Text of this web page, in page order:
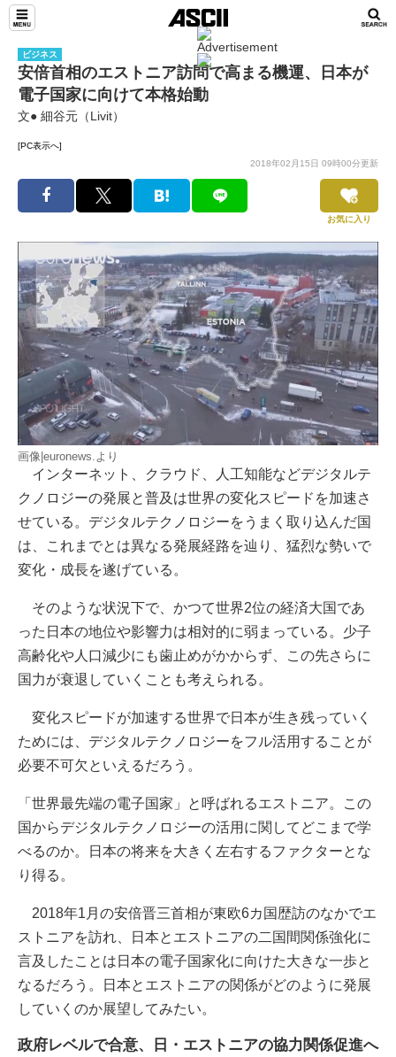
ビジネス
安倍首相のエストニア訪問で高まる機運、日本が
電子国家に向けて本格始動
文● 細谷元（Livit）
[PC表示へ]
2018年02月15日 09時00分更新
お気に入り
画像|euronews.より
インターネット、クラウド、人工知能などデジタルテ
クノロジーの発展と普及は世界の変化スピードを加速さ
せている。デジタルテクノロジーをうまく取り込んだ国
は、これまでとは異なる発展経路を辿り、猛烈な勢いで
変化・成長を遂げている。
そのような状況下で、かつて世界2位の経済大国であ
った日本の地位や影響力は相対的に弱まっている。少子
高齢化や人口減少にも歯止めがかからず、この先さらに
国力が衰退していくことも考えられる。
変化スピードが加速する世界で日本が生き残っていく
ためには、デジタルテクノロジーをフル活用することが
必要不可欠といえるだろう。
「世界最先端の電子国家」と呼ばれるエストニア。この
国からデジタルテクノロジーの活用に関してどこまで学
べるのか。日本の将来を大きく左右するファクターとな
り得る。
2018年1月の安倍晋三首相が東欧6カ国歴訪のなかでエ
ストニアを訪れ、日本とエストニアの二国間関係強化に
言及したことは日本の電子国家化に向けた大きな一歩と
なるだろう。日本とエストニアの関係がどのように発展
していくのか展望してみたい。
政府レベルで合意、日・エストニアの協力関係促進へ